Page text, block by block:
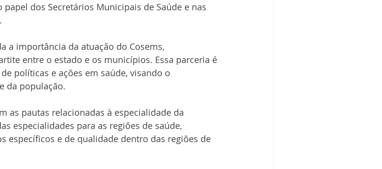
papel dos Secretários Municipais de Saúde e nas
a importância da atuação do Cosems,
entre o estado e os municípios. Essa parceria é
políticas e ações em saúde, visando o
da população.
as pautas relacionadas à especialidade da
especialidades para as regiões de saúde,
específicos e de qualidade dentro das regiões de